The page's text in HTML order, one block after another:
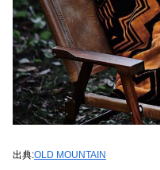
出典:OLD MOUNTAIN